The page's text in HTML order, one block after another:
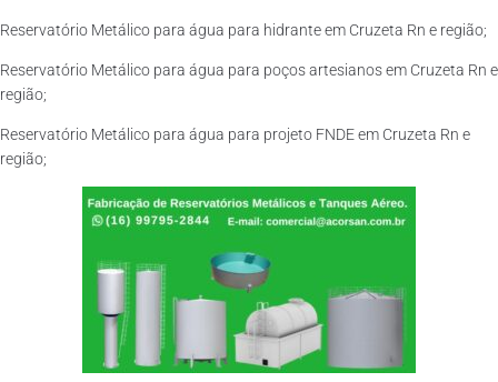
Reservatório Metálico para água para hidrante em Cruzeta Rn e região;
Reservatório Metálico para água para poços artesianos em Cruzeta Rn e
região;
Reservatório Metálico para água para projeto FNDE em Cruzeta Rn e
região;